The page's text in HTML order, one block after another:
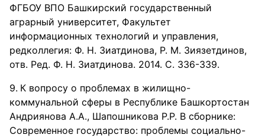
ФГБОУ ВПО Башкирский государственный
аграрный университет, Факультет
информационных технологий и управления,
редколлегия: Ф. Н. Зиатдинова, Р. М. Зиязетдинов,
отв. Ред. Ф. Н. Зиатдинова. 2014. С. 336-339.
К вопросу о проблемах в жилищно-
коммунальной сферы в Республике Башкортостан
Андриянова А.А., Шапошникова Р.Р. В сборнике:
Современное государство: проблемы социально-